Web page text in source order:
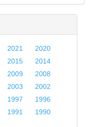
2021
2020
2015
2014
2009
2008
2003
2002
1997
1996
1991 1990